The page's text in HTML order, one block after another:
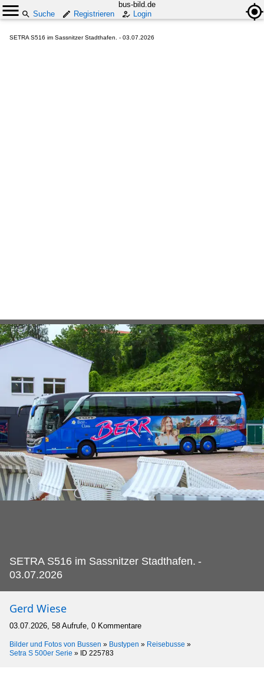
bus-bild.de
Suche
Registrieren Login
SETRA S516 im Sassnitzer Stadthafen. - 03.07.2026
SETRA S516 im Sassnitzer Stadthafen. -
03.07.2026
Gerd Wiese
03.07.2026, 58 Aufrufe, 0 Kommentare
Bilder und Fotos von Bussen » Bustypen » Reisebusse »
Setra S 500er Serie » ID 225783